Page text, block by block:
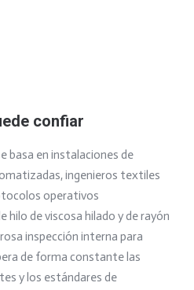
confiar
basa en instalaciones de
ingenieros textiles
operativos
hilo de viscosa hilado y de rayón
inspección interna para
de forma constante las
y los estándares de